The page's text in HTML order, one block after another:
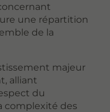
une répartition
de la
majeur
alliant
du
complexité des